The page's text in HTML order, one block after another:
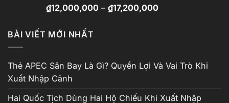
Được xếp
hạng
4.81
₫12,000,000 – ₫17,200,000Khoảng
₫17,200,000
BÀI VIẾT MỚI NHẤT
Thẻ APEC Sân Bay Là Gì? Quyền Lợi Và Vai Trò Khi
Xuất Nhập Cảnh
Hai Quốc Tịch Dùng Hai Hộ Chiếu Khi Xuất Nhập